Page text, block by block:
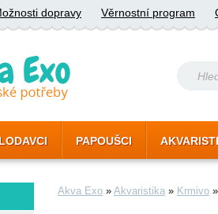
dopravy Věrnostní program
PAPOUŠCI
Akva Exo » Akvaristika » Krmivo